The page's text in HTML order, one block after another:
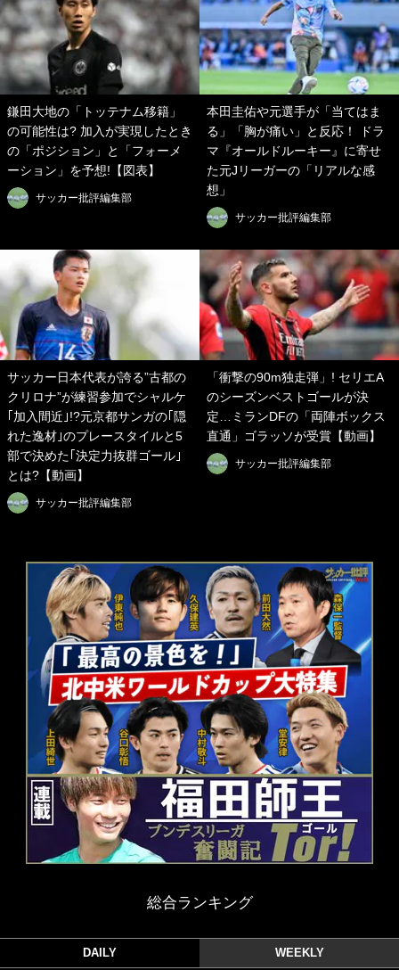
鎌田大地の「トッテナム移籍」
の可能性は? 加入が実現したとき
の「ポジション」と「フォーメ
ーション」を予想!【図表】
サッカー批評編集部
本田圭佑や元選手が「当てはま
る」「胸が痛い」と反応！ ドラ
マ『オールドルーキー』に寄せ
た元Jリーガーの「リアルな感
想」
サッカー批評編集部
サッカー日本代表が誇る”古都の
クリロナ”が練習参加でシャルケ
｢加入間近｣!?元京都サンガの｢隠
れた逸材｣のプレースタイルと5
部で決めた｢決定力抜群ゴール｣
とは?【動画】
サッカー批評編集部
「衝撃の90m独走弾」! セリエA
のシーズンベストゴールが決
定…ミランDFの「両陣ボックス
直通」ゴラッソが受賞【動画】
サッカー批評編集部
総合ランキング
DAILY WEEKLY